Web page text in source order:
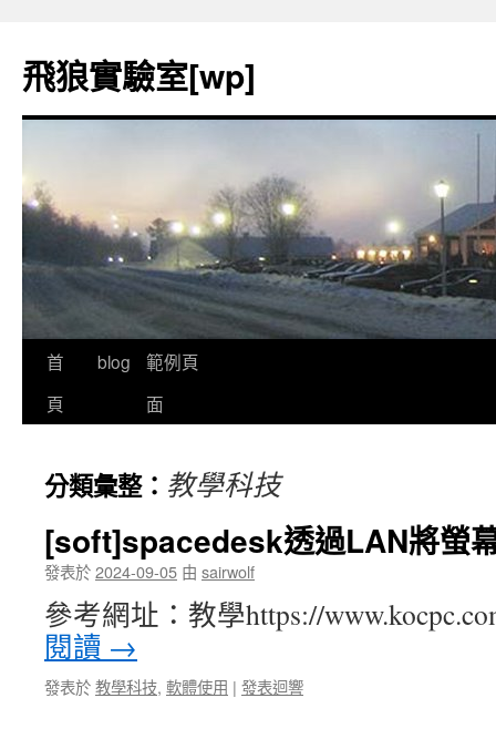
飛狼實驗室[wp]
跳
至
容
首
頁
blog
範例頁
面
分類彙整： 教學科技
[soft]spacedesk透過LAN將螢
發表於2024-09-05 由 sairwolf
參考網址：教學https://
閱讀 →
發表於教學科技, 軟體使用 | 發表迴響